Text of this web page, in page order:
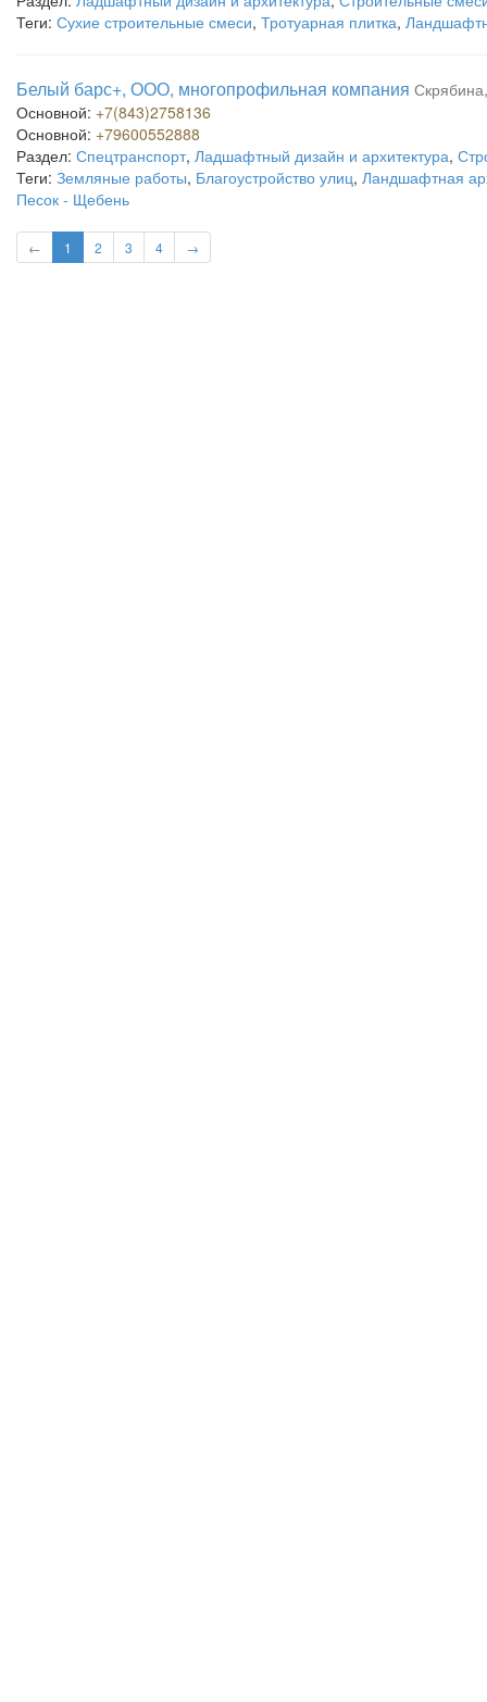
Теги: Сухие строительные смеси, Тротуарная плитка,
Белый барс+, ООО, многопрофильная компания
Основной: +7(843)2758136
Основной: +79600552888
Раздел: Спецтранспорт, Ладшафтный дизайн и архитектура,
Теги: Земляные работы, Благоустройство улиц, Ландшафтная
Песок - Щебень
← 1 2 3 4 →